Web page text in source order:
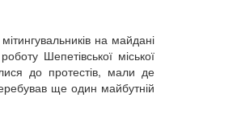
на майдані
Шепетівської міської
до протестів, мали де
ще один майбутній